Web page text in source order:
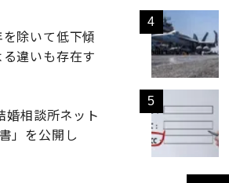
除いて低下傾
違いも存在す
相談所ネット
」を公開し